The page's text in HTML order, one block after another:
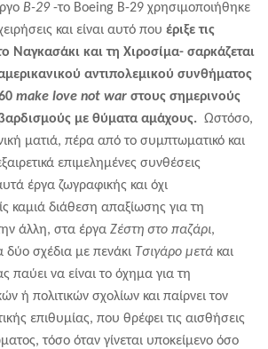
Β-29-το Boeing Β-29 χρησιμοποιήθηκε
και είναι αυτό που έριξε τις
Ναγκασάκι και τη Χιροσίμα- σαρκάζεται
αντιπολεμικού συνθήματος
make love not war στους σημερινούς
με θύματα αμάχους. Ωστόσο,
ματιά, πέρα από το συμπτωματικό και
επιμελημένες συνθέσεις
έργα ζωγραφικής και όχι
καμιά διάθεση απαξίωσης για τη
άλλη, στα έργα Ζέστη στο παζάρι,
δύο σχέδια με πενάκι Τσιγάρο μετά και
παύει να είναι το όχημα για τη
ή πολιτικών σχολίων και παίρνει τον
επιθυμίας, που θρέφει τις αισθήσεις
τόσο όταν γίνεται υποκείμενο όσο